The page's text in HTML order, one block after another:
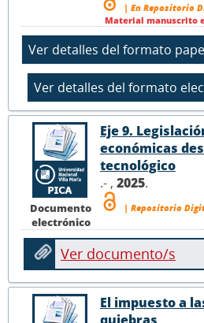
| En Repositorio
Material manuscrito
Documento
electrónico
Eje 9.
económicas
tecnológico
.- , 2025.
| Repositorio
Ver documento/s
El impuesto a